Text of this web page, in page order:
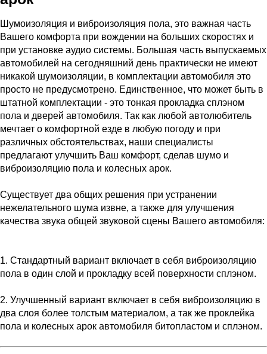
Шумоизоляция и виброизоляция пола, это важная часть
Вашего комфорта при вождении на больших скоростях и
при установке аудио системы. Большая часть выпускаемых
автомобилей на сегодняшний день практически не имеют
никакой шумоизоляции, в комплектации автомобиля это
просто не предусмотрено. Единственное, что может быть в
штатной комплектации - это тонкая прокладка сплэном
пола и дверей автомобиля. Так как любой автолюбитель
мечтает о комфортной езде в любую погоду и при
различных обстоятельствах, наши специалисты
предлагают улучшить Ваш комфорт, сделав шумо и
виброизоляцию пола и колесных арок.
Существует два общих решения при устранении
нежелательного шума извне, а также для улучшения
качества звука общей звуковой сцены Вашего автомобиля:
1. Стандартный вариант включает в себя виброизоляцию
пола в один слой и прокладку всей поверхности сплэном.
2. Улучшенный вариант включает в себя виброизоляцию в
два слоя более толстым материалом, а так же проклейка
пола и колесных арок автомобиля битопластом и сплэном.